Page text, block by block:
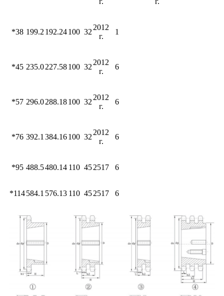
*38 199.2192.24100 32
2012
г.
1
*45 235.0227.58100 32
2012
г.
6
*57 296.0288.18100 32
2012
г.
6
*76 392.1384.16100 32
2012
г.
6
*95 488.5480.14 110 452517 6
*114584.1 576.13 110 452517 6